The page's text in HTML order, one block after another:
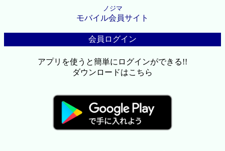
ノジマ
モバイル会員サイト
会員ログイン
アプリを使うと簡単にログインができる!!
ダウンロードはこちら